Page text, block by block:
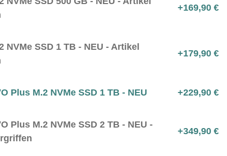
+169,90 €
NVMe SSD 1 TB - NEU - Artikel
+179,90 €
Plus M.2 NVMe SSD 1 TB - NEU +229,90 €
Plus M.2 NVMe SSD 2 TB - NEU -
+349,90 €